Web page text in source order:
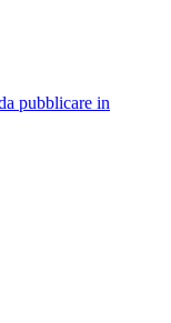
pubblicare in